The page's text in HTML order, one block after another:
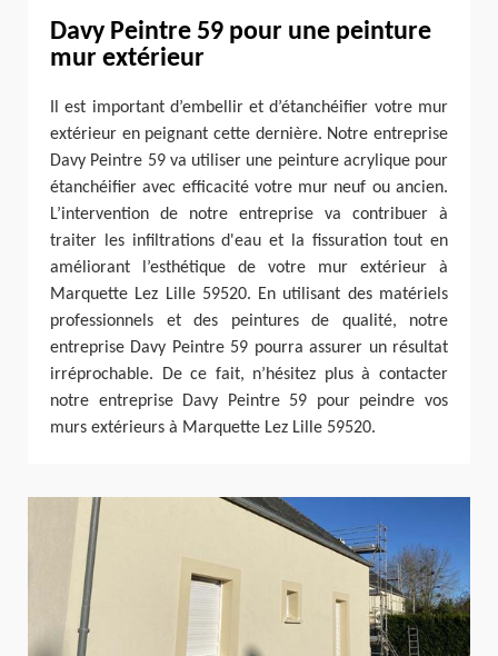
Davy Peintre 59 pour une peinture
mur extérieur
Il est important d’embellir et d’étanchéifier votre mur
extérieur en peignant cette dernière. Notre entreprise
Davy Peintre 59 va utiliser une peinture acrylique pour
étanchéifier avec efficacité votre mur neuf ou ancien.
L’intervention de notre entreprise va contribuer à
traiter les infiltrations d'eau et la fissuration tout en
améliorant l’esthétique de votre mur extérieur à
Marquette Lez Lille 59520. En utilisant des matériels
professionnels et des peintures de qualité, notre
entreprise Davy Peintre 59 pourra assurer un résultat
irréprochable. De ce fait, n’hésitez plus à contacter
notre entreprise Davy Peintre 59 pour peindre vos
murs extérieurs à Marquette Lez Lille 59520.